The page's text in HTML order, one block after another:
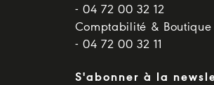
- 04 72 00 32 12
Comptabilité & Boutique
- 04 72 00 32 11
S'abonner à la